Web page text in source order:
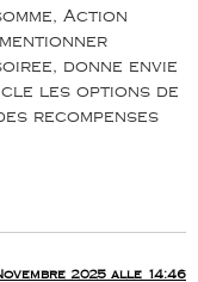
Action
donne envie
cle les options de
recompenses
2025 alle 14:46